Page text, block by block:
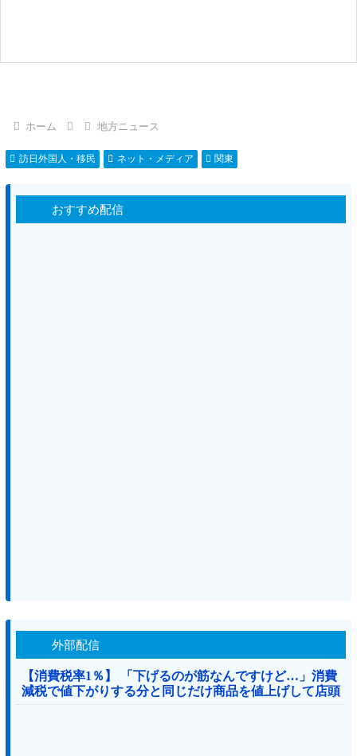
ホーム 地方ニュース
訪日外国人・移民 ネット・メディア 関東
おすすめ配信
外部配信
【消費税率1％】 「下げるのが筋なんですけど…」消費
減税で値下がりする分と同じだけ商品を値上げして店頭
価格を変えない店も